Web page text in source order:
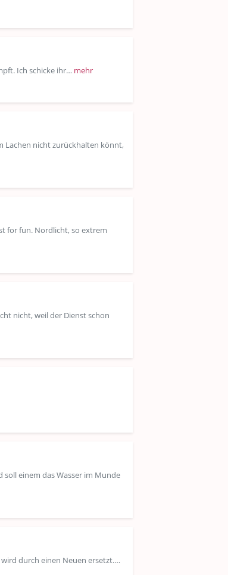
Ich schicke ihr… mehr
Lachen nicht zurückhalten könnt,
for fun. Nordlicht, so extrem
nicht, weil der Dienst schon
soll einem das Wasser im Munde
durch einen Neuen ersetzt.…